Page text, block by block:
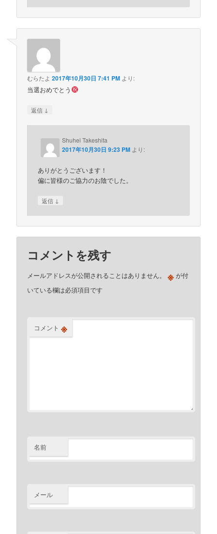
むらたよ 2017年10月30日 7:41 PM より:
当選おめでとう
返信 ↓
Shuhei Takeshita
2017年10月30日 9:23 PM より:
ありがとうございます！
偏に皆様のご協力のお陰でした。
返信 ↓
コメントを残す
メールアドレスが公開されることはありません。 ※ が付
いている欄は必須項目です
コメント ※
名前
メール